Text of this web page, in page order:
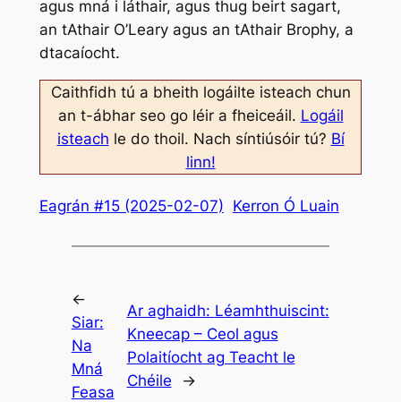
agus mná i láthair, agus thug beirt sagart,
an tAthair O’Leary agus an tAthair Brophy, a
dtacaíocht.
Caithfidh tú a bheith logáilte isteach chun
an t-ábhar seo go léir a fheiceáil. Logáil
isteach le do thoil. Nach síntiúsóir tú? Bí
linn!
Eagrán #15 (2025-02-07) Kerron Ó Luain
←
Siar:
Na
Mná
Feasa
Ar aghaidh: Léamhthuiscint:
Kneecap – Ceol agus
Polaitíocht ag Teacht le
Chéile
→